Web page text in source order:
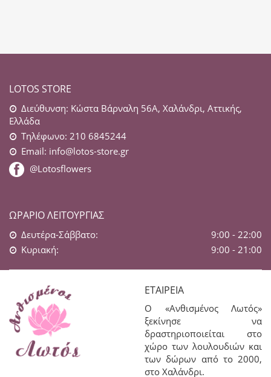
LOTOS STORE
Διεύθυνση: Κώστα Βάρναλη 56Α, Χαλάνδρι, Αττικής,
Ελλάδα
Τηλέφωνο: 210 6845244
Email: info@lotos-store.gr
@Lotosflowers
ΩΡΆΡΙΟ ΛΕΙΤΟΥΡΓΊΑΣ
Δευτέρα-Σάββατο:
9:00 - 22:00
Κυριακή:
9:00 - 21:00
ΕΤΑΙΡΕΊΑ
Ο «Ανθισμένος Λωτός»
ξεκίνησε να
δραστηριοποιείται στο
χώρο των λουλουδιών και
των δώρων από το 2000,
στο Χαλάνδρι.